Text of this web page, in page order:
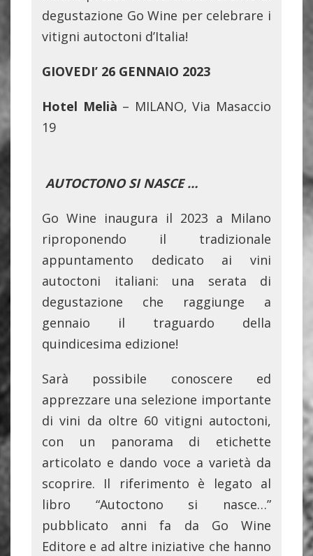
degustazione Go Wine per celebrare i
vitigni autoctoni d’Italia!
GIOVEDI’ 26 GENNAIO 2023
Hotel Melià – MILANO, Via Masaccio
19
AUTOCTONO SI NASCE …
Go Wine inaugura il 2023 a Milano
riproponendo il tradizionale
appuntamento dedicato ai vini
autoctoni italiani: una serata di
degustazione che raggiunge a
gennaio il traguardo della
quindicesima edizione!
Sarà possibile conoscere ed
apprezzare una selezione importante
di vini da oltre 60 vitigni autoctoni,
con un panorama di etichette
articolato e dando voce a varietà da
scoprire. Il riferimento è legato al
libro “Autoctono si nasce…”
pubblicato anni fa da Go Wine
Editore e ad altre iniziative che hanno